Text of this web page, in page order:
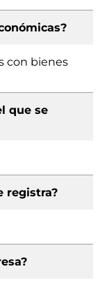
con bienes
que se
registra?